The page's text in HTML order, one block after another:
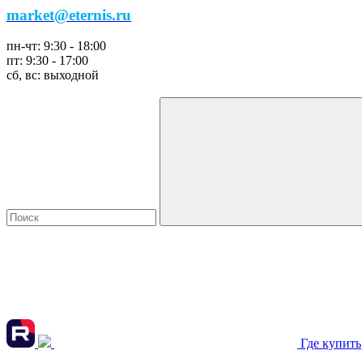
market@eternis.ru
пн-чт: 9:30 - 18:00
пт: 9:30 - 17:00
сб, вс: выходной
Где купить